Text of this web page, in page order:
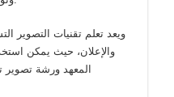
ويعد تعلم تقنيات التصوير
والإعلان، حيث يمكن
المعهد ورشة تصوير